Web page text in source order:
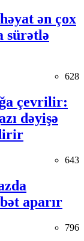
ən çox
sürətlə
628
çevrilir:
dəyişə
643
aparır
796